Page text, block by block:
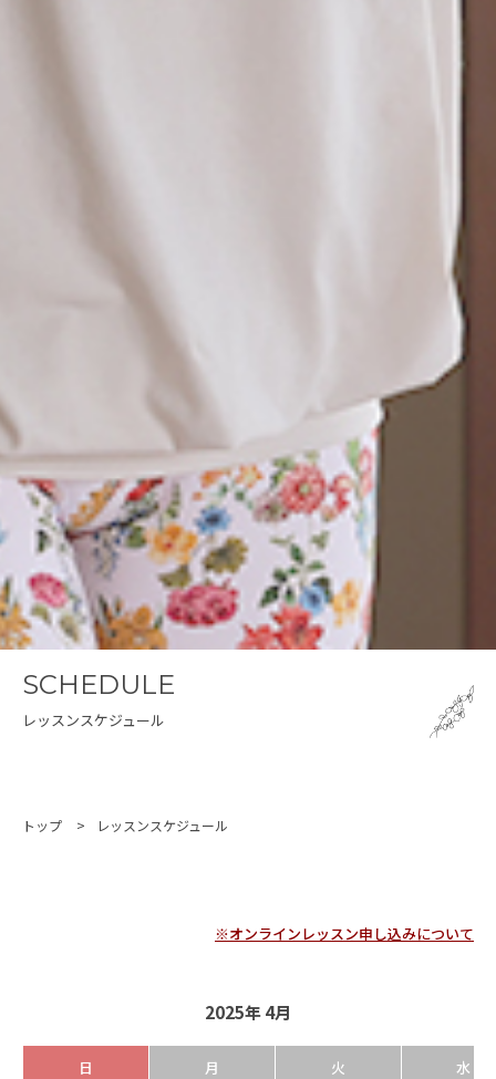
SCHEDULE
レッスンスケジュール
トップ レッスンスケジュール
※オンラインレッスン申し込みについて
2025年 4月
日 月 火 水